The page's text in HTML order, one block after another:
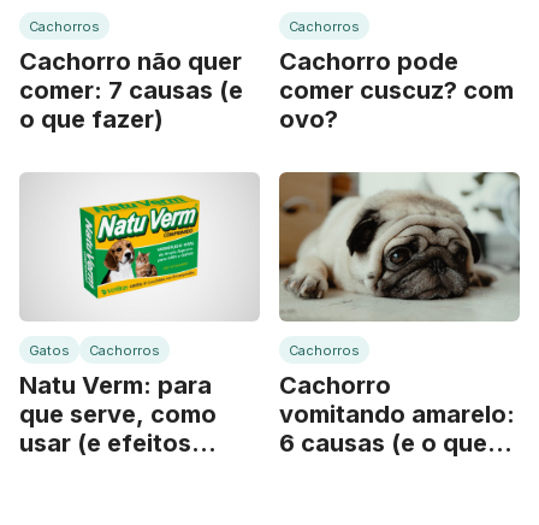
Cachorros
Cachorro não quer
comer: 7 causas (e
o que fazer)
Cachorros
Cachorro pode
comer cuscuz? com
ovo?
Gatos Cachorros
Natu Verm: para
que serve, como
usar (e efeitos
Cachorros
Cachorro
vomitando amarelo:
6 causas (e o que